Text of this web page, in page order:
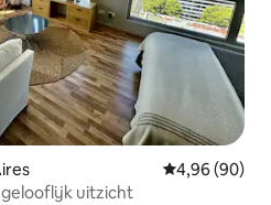
Gemiddelde
4,96 (90)
uitzicht